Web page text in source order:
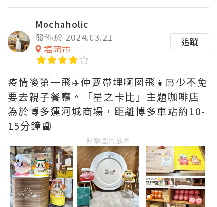
Mochaholic
發佈於 2024.03.21
福岡市
追蹤
疫情後第一飛✈️仲要帶埋啊囡飛👧🏻少不免
要去親子餐廳。「星之卡比」主題咖啡店
為於博多運河城商場，距離博多車站約10-
15分鐘🚉
點擊圖片放大